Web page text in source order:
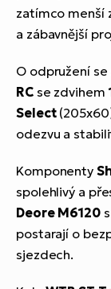
zatímco menší
a zábavnější
O odpružení
RCse zdvihem
Select
odezvu a
Komponenty
spolehlivý a
Deore M6120s
postarají o
sjezdech.